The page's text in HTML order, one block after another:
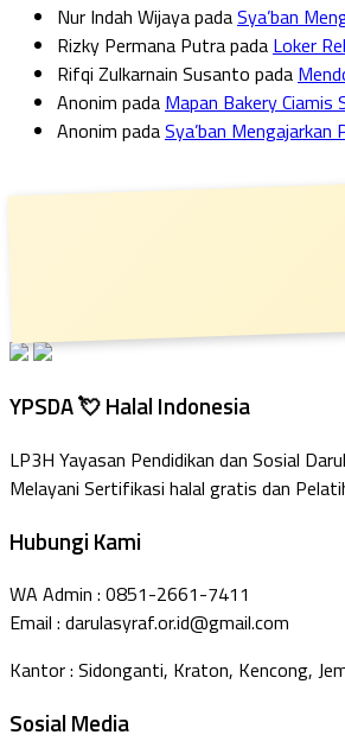
Nur Indah WijayapadaSya’ban
Rizky Permana Putrapada Loker
Rifqi Zulkarnain Susanto pada
Anonim pada Mapan Bakery Ciamis
Anonim padaSya’ban
YPSDA 💘 Halal Indonesia
LP3H Yayasan Pendidikan dan Sosial
Melayani Sertifikasi halal gratis dan
Hubungi Kami
WA Admin : 0851-2661-7411
Email : darulasyraf.or.id@gmail.com
Kantor : Sidonganti, Kraton, Kencong,
Sosial Media